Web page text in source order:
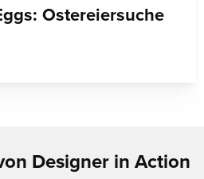
Ostereiersuche
Designer in Action